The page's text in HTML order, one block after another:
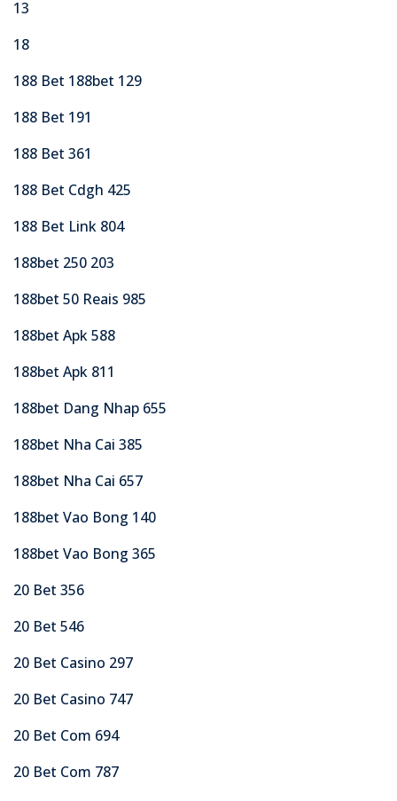
13
18
188 Bet 188bet 129
188 Bet 191
188 Bet 361
188 Bet Cdgh 425
188 Bet Link 804
188bet 250 203
188bet 50 Reais 985
188bet Apk 588
188bet Apk 811
188bet Dang Nhap 655
188bet Nha Cai 385
188bet Nha Cai 657
188bet Vao Bong 140
188bet Vao Bong 365
20 Bet 356
20 Bet 546
20 Bet Casino 297
20 Bet Casino 747
20 Bet Com 694
20 Bet Com 787